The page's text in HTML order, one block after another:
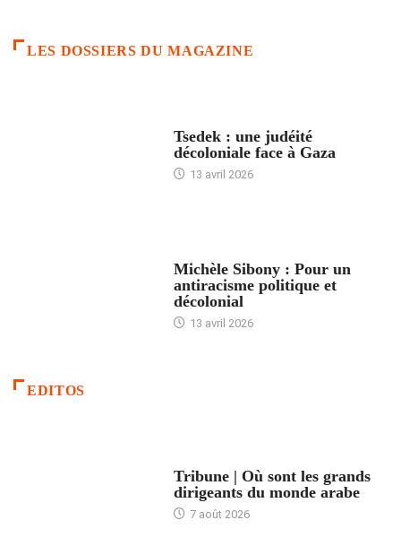
LES DOSSIERS DU MAGAZINE
Tsedek : une judéité
décoloniale face à Gaza
13 avril 2026
Michèle Sibony : Pour un
antiracisme politique et
décolonial
13 avril 2026
EDITOS
Tribune | Où sont les grands
dirigeants du monde arabe
7 août 2026